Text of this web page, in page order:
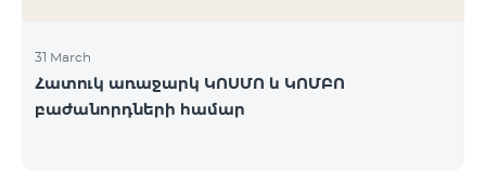
31 March
Հատուկ առաջարկ ԿՈՍՄՈ և ԿՈՄԲՈ
բաժանորդների համար